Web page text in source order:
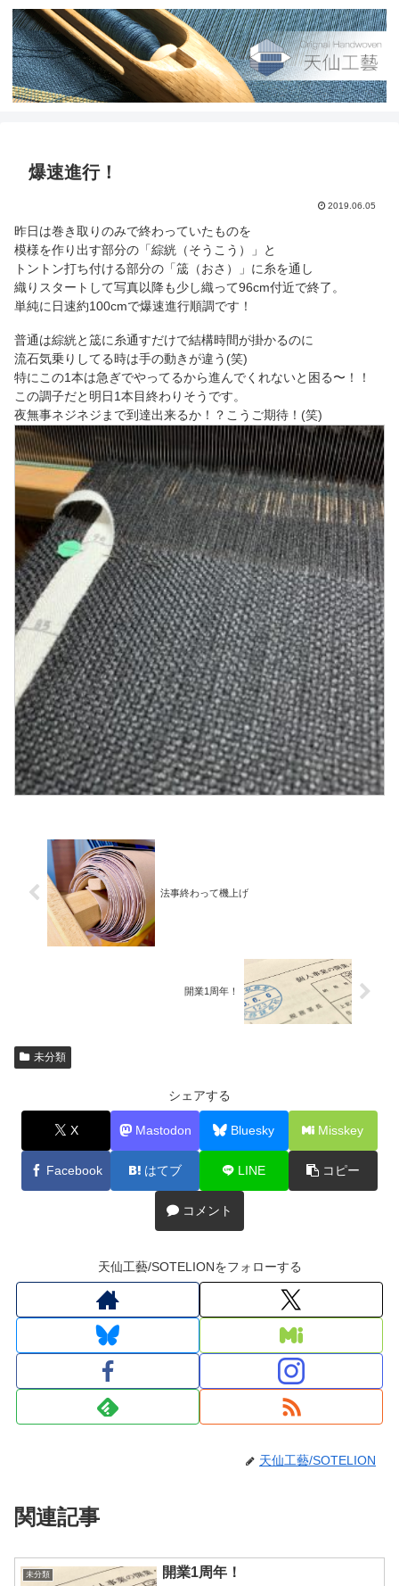
爆速進行！
2019.06.05
昨日は巻き取りのみで終わっていたものを
模様を作り出す部分の「綜絖（そうこう）」と
トントン打ち付ける部分の「筬（おさ）」に糸を通し
織りスタートして写真以降も少し織って96cm付近で終了。
単純に日速約100cmで爆速進行順調です！
普通は綜絖と筬に糸通すだけで結構時間が掛かるのに
流石気乗りしてる時は手の動きが違う(笑)
特にこの1本は急ぎでやってるから進んでくれないと困る〜！！
この調子だと明日1本目終わりそうです。
夜無事ネジネジまで到達出来るか！？こうご期待！(笑)
法事終わって機上げ
開業1周年！
未分類
シェアする
X Mastodon Bluesky Misskey
Facebook はてブ LINE コピー
コメント
天仙工藝/SOTELIONをフォローする
天仙工藝/SOTELION
関連記事
未分類 開業1周年！